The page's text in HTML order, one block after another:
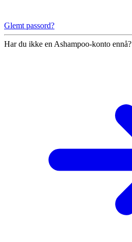
Glemt passord?
Har du ikke en Ashampoo-konto ennå?